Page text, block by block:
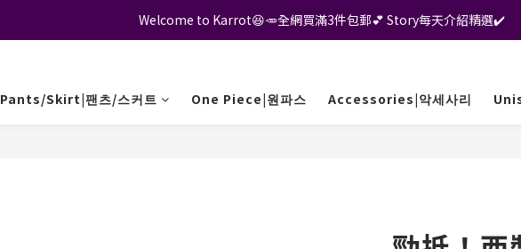
Welcome to Karrot😆🥕全網買滿3件包郵💕 Story每天介紹精選✔️
Pants/Skirt|팬츠/스커트 One Piece|원파스 Accessories|악세사리